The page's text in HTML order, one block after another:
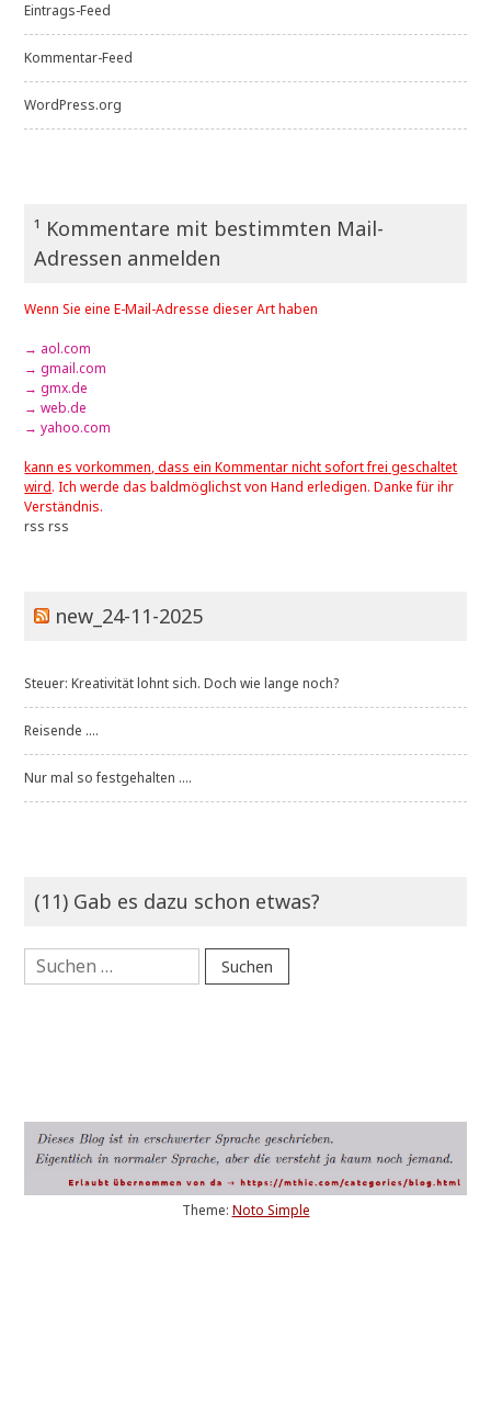
Eintrags-Feed
Kommentar-Feed
WordPress.org
¹ Kommentare mit bestimmten Mail-
Adressen anmelden
Wenn Sie eine E-Mail-Adresse dieser Art haben
→ aol.com
→ gmail.com
→ gmx.de
→ web.de
→ yahoo.com
kann es vorkommen, dass ein Kommentar nicht sofort frei geschaltet
wird. Ich werde das baldmöglichst von Hand erledigen. Danke für ihr
Verständnis.
rss rss
new_24-11-2025
Steuer: Kreativität lohnt sich. Doch wie lange noch?
Reisende ....
Nur mal so festgehalten ....
(11) Gab es dazu schon etwas?
Suchen
nach:
Theme: Noto Simple